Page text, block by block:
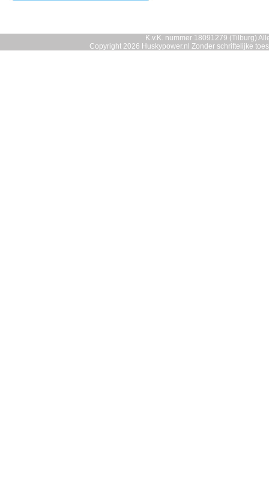
K.v.K. nummer 18091279 (Tilburg)
Copyright 2026 Huskypower.nl Zonder schriftelijke